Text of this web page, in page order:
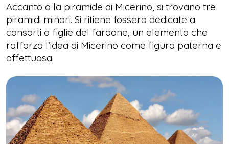
Accanto a la piramide di Micerino, si trovano tre
piramidi minori. Si ritiene fossero dedicate a
consorti o figlie del faraone, un elemento che
rafforza l’idea di Micerino come figura paterna e
affettuosa.